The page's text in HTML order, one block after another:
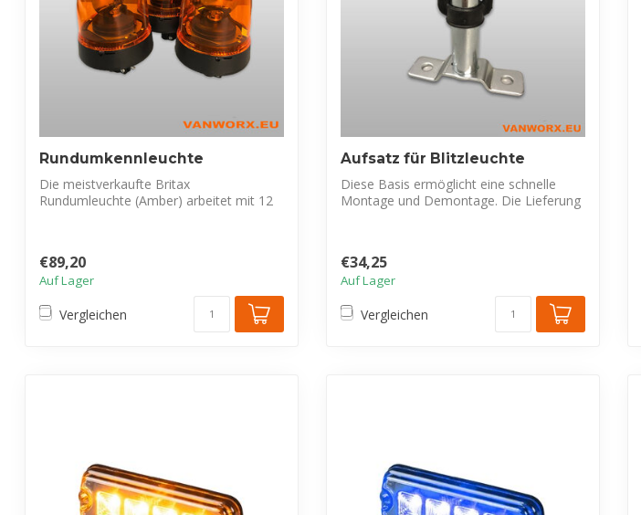
Rundumkennleuchte
Die meistverkaufte Britax
Rundumleuchte (Amber) arbeitet mit 12
€89,20
Auf Lager
Vergleichen
Aufsatz für Blitzleuchte
Diese Basis ermöglicht eine schnelle
Montage und Demontage. Die Lieferung
€34,25
Auf Lager
Vergleichen